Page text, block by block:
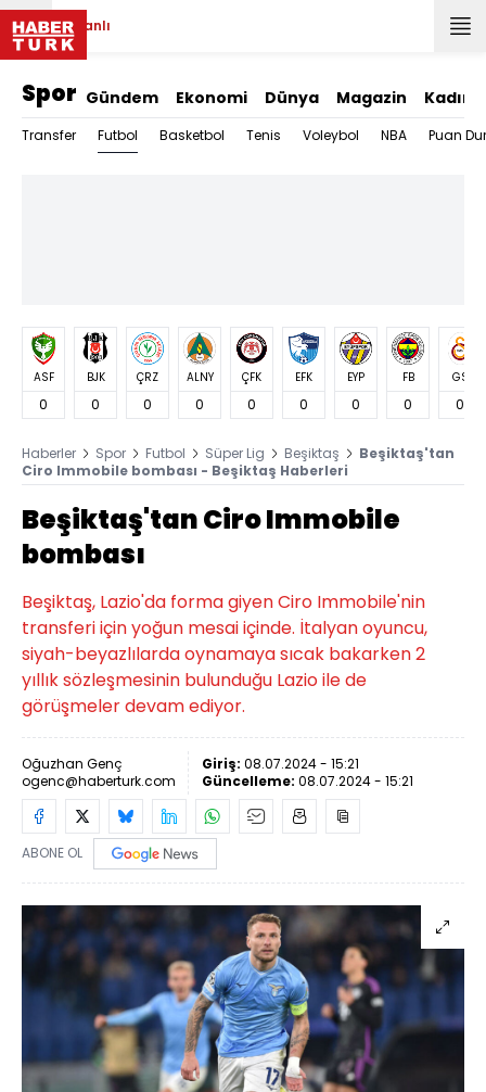
Canlı
Spor Gündem Ekonomi Dünya Magazin Kadın
Transfer Futbol Basketbol Tenis Voleybol NBA Puan
ASF
0
BJK
0
ÇRZ
0
ALNY
0
ÇFK
0
EFK
0
EYP
0
FB
0
GS
0
Haberler Spor Futbol Süper Lig Beşiktaş
Beşiktaş'tan
Ciro Immobile bombası - Beşiktaş Haberleri
Beşiktaş'tan Ciro Immobile
bombası
Beşiktaş, Lazio'da forma giyen Ciro Immobile'nin
transferi için yoğun mesai içinde. İtalyan oyuncu,
siyah-beyazlılarda oynamaya sıcak bakarken 2
yıllık sözleşmesinin bulunduğu Lazio ile de
görüşmeler devam ediyor.
Oğuzhan Genç
ogenc@haberturk.com
Giriş: 08.07.2024 - 15:21
Güncelleme: 08.07.2024 - 15:21
ABONE OL